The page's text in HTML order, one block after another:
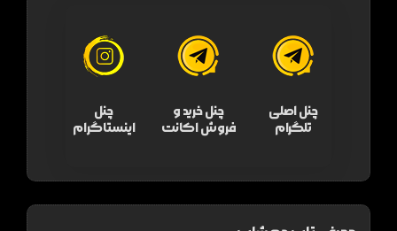
چنل اصلی
تلگرام
چنل خرید و
فروش اکانت
چنل
اینستاگرام